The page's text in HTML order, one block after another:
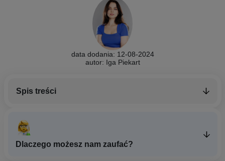
data dodania: 12-08-2024
autor: Iga Piekart
Spis treści
Dlaczego możesz nam zaufać?